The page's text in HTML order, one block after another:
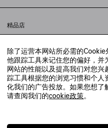
除了运营本网站所必需的
他跟踪工具来记住您的偏好，并
网站的性能以及提高我们对您
踪工具根据您的浏览习惯和个
化我们的广告投放。如果您想了
请查阅我们的cookie政策。
联合国世界粮食计划署
举报平台
小红书
精品店
寻找附近的精品店
实时聊天客服
发送邮件
我们将在24小时内给予回复
联系我们：400-610-6018
© 2020 巴黎世家贸易（上海）